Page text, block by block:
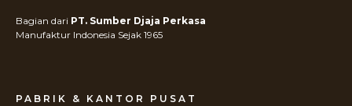
Bagian dari PT. Sumber Djaja Perkasa
Manufaktur Indonesia Sejak 1965
PABRIK & KANTOR PUSAT